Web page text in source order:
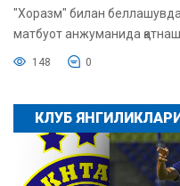
"Хоразм" билан
матбуот анжуманида
148 0
КЛУБ